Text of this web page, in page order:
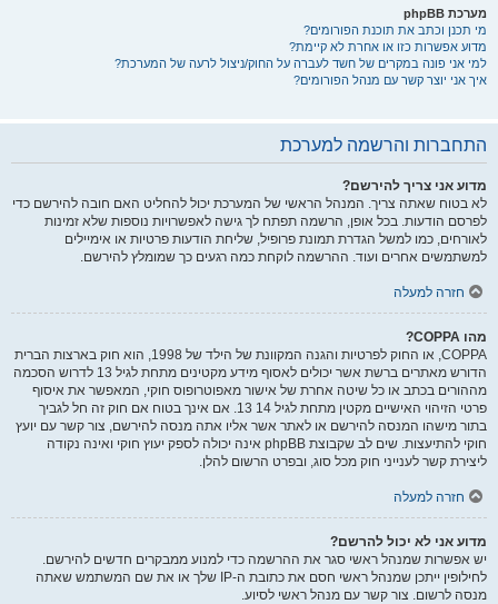
מערכת phpBB
מי תכנן וכתב את תוכנת הפורומים?
מדוע אפשרות כזו או אחרת לא קיימת?
למי אני פונה במקרים של חשד לעברה על החוק/ניצול לרעה של המערכת?
איך אני יוצר קשר עם מנהל הפורומים?
התחברות והרשמה למערכת
מדוע אני צריך להירשם?
לא בטוח שאתה צריך. המנהל הראשי של המערכת יכול להחליט האם חובה להירשם כדי
לפרסם הודעות. בכל אופן, הרשמה תפתח לך גישה לאפשרויות נוספות שלא זמינות
לאורחים, כמו למשל הגדרת תמונת פרופיל, שליחת הודעות פרטיות או אימיילים
למשתמשים אחרים ועוד. ההרשמה לוקחת כמה רגעים כך שמומלץ להירשם.
חזרה למעלה
מהו COPPA?
COPPA, או החוק לפרטיות והגנה המקוונת של הילד של 1998, הוא חוק בארצות הברית
הדורש מאתרים ברשת אשר יכולים לאסוף מידע מקטינים מתחת לגיל 13 לדרוש הסכמה
מההורים בכתב או כל שיטה אחרת של אישור מאפוטרופוס חוקי, המאפשר את איסוף
פרטי הזיהוי האישיים מקטין מתחת לגיל 14 13. אם אינך בטוח אם חוק זה חל לגביך
בתור מישהו המנסה להירשם או לאתר אשר אליו אתה מנסה להירשם, צור קשר עם יועץ
חוקי להתיעצות. שים לב שקבוצת phpBB אינה יכולה לספק יעוץ חוקי ואינה נקודה
ליצירת קשר לענייני חוק מכל סוג, ובפרט הרשום להלן.
חזרה למעלה
מדוע אני לא יכול להרשם?
יש אפשרות שמנהל ראשי סגר את ההרשמה כדי למנוע ממבקרים חדשים להירשם.
לחילופין ייתכן שמנהל ראשי חסם את כתובת ה-IP שלך או את שם המשתמש שאתה
מנסה לרשום. צור קשר עם מנהל ראשי לסיוע.